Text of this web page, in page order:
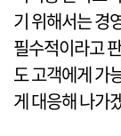
기 위해서는 경
필수적이라고
도 고객에게 가
게 대응해 나가